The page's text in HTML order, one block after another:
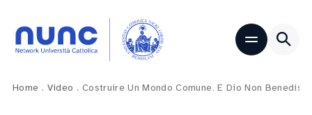
Home . Video . Costruire Un Mondo Comune. E Dio Non